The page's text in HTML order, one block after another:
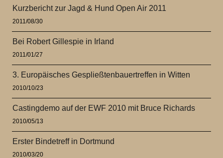
Kurzbericht zur Jagd & Hund Open Air 2011
2011/08/30
Bei Robert Gillespie in Irland
2011/01/27
3. Europäisches Gespließtenbauertreffen in Witten
2010/10/23
Castingdemo auf der EWF 2010 mit Bruce Richards
2010/05/13
Erster Bindetreff in Dortmund
2010/03/20